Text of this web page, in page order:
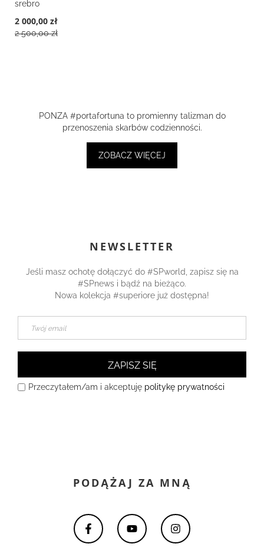
srebro
2 000,00 zł
2 500,00 zł
PONZA #portafortuna to promienny talizman do
przenoszenia skarbów codzienności.
ZOBACZ WIĘCEJ
NEWSLETTER
Jeśli masz ochotę dołączyć do #SPworld, zapisz się na
#SPnews i bądź na bieżąco.
Nowa kolekcja #superiore już dostępna!
ZAPISZ SIĘ
Przeczytałem/am i akceptuję politykę prywatności
PODĄŻAJ ZA MNĄ